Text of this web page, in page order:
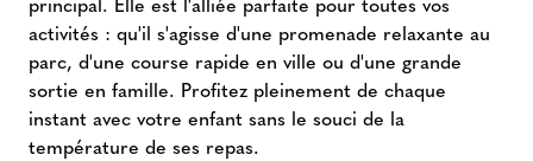
activités : qu'il s'agisse d'une promenade relaxante au
parc, d'une course rapide en ville ou d'une grande
sortie en famille. Profitez pleinement de chaque
instant avec votre enfant sans le souci de la
température de ses repas.